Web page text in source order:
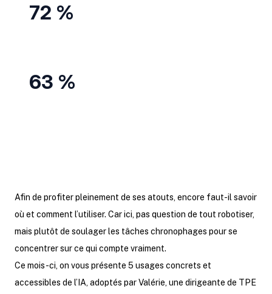
72 %
63 %
Afin de profiter pleinement de ses atouts, encore faut-il savoir
où et comment l’utiliser. Car ici, pas question de tout robotiser,
mais plutôt de soulager les tâches chronophages pour se
concentrer sur ce qui compte vraiment.
Ce mois-ci, on vous présente 5 usages concrets et
accessibles de l’IA, adoptés par Valérie, une dirigeante de TPE